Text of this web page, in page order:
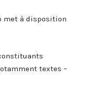
met à disposition
textes –